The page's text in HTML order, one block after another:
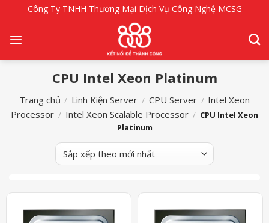
nội
Công Ty TNHH Thương Mại Dịch Vụ Công Nghệ MCSG
CPU Intel Xeon Platinum
Trang chủ / Linh Kiện Server / CPU Server / Intel Xeon
Processor / Intel Xeon Scalable Processor / CPU Intel Xeon
Platinum